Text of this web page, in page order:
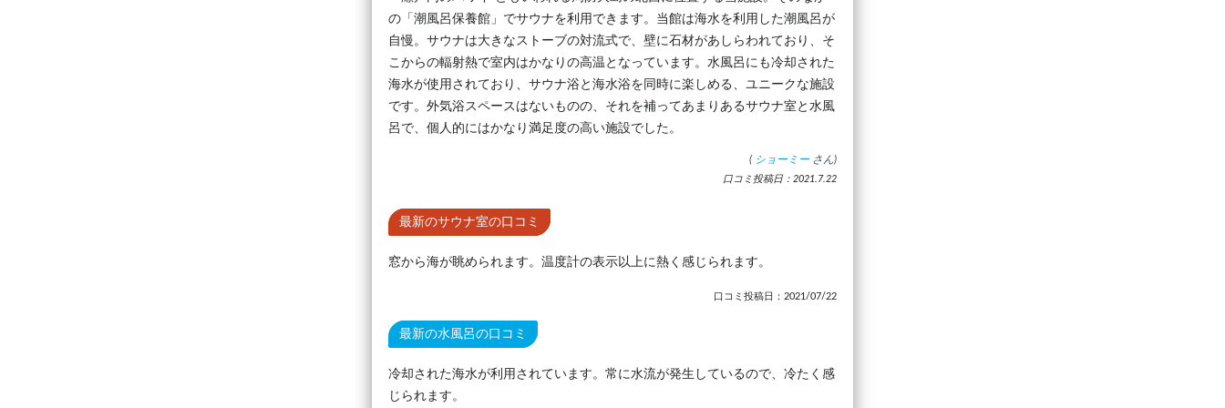
の「潮風呂保養館」でサウナを利用できます。当館は海水を利用した潮風呂が
自慢。サウナは大きなストーブの対流式で、壁に石材があしらわれており、そ
こからの輻射熱で室内はかなりの高温となっています。水風呂にも冷却された
海水が使用されており、サウナ浴と海水浴を同時に楽しめる、ユニークな施設
です。外気浴スペースはないものの、それを補ってあまりあるサウナ室と水風
呂で、個人的にはかなり満足度の高い施設でした。
( ショーミー さん)
口コミ投稿日：2021.7.22
最新のサウナ室の口コミ
窓から海が眺められます。温度計の表示以上に熱く感じられます。
口コミ投稿日：2021/07/22
最新の水風呂の口コミ
冷却された海水が利用されています。常に水流が発生しているので、冷たく感
じられます。